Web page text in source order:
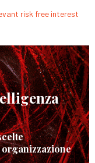
risk free interest